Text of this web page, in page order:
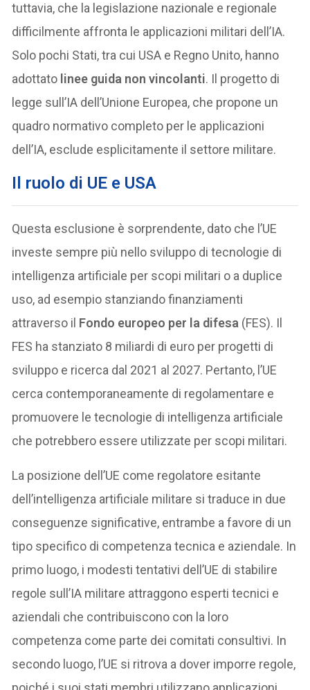
tuttavia, che la legislazione nazionale e regionale
difficilmente affronta le applicazioni militari dell’IA.
Solo pochi Stati, tra cui USA e Regno Unito, hanno
adottato linee guida non vincolanti. Il progetto di
legge sull’IA dell’Unione Europea, che propone un
quadro normativo completo per le applicazioni
dell’IA, esclude esplicitamente il settore militare.
Il ruolo di UE e USA
Questa esclusione è sorprendente, dato che l’UE
investe sempre più nello sviluppo di tecnologie di
intelligenza artificiale per scopi militari o a duplice
uso, ad esempio stanziando finanziamenti
attraverso il Fondo europeo per la difesa (FES). Il
FES ha stanziato 8 miliardi di euro per progetti di
sviluppo e ricerca dal 2021 al 2027. Pertanto, l’UE
cerca contemporaneamente di regolamentare e
promuovere le tecnologie di intelligenza artificiale
che potrebbero essere utilizzate per scopi militari.
La posizione dell’UE come regolatore esitante
dell’intelligenza artificiale militare si traduce in due
conseguenze significative, entrambe a favore di un
tipo specifico di competenza tecnica e aziendale. In
primo luogo, i modesti tentativi dell’UE di stabilire
regole sull’IA militare attraggono esperti tecnici e
aziendali che contribuiscono con la loro
competenza come parte dei comitati consultivi. In
secondo luogo, l’UE si ritrova a dover imporre regole,